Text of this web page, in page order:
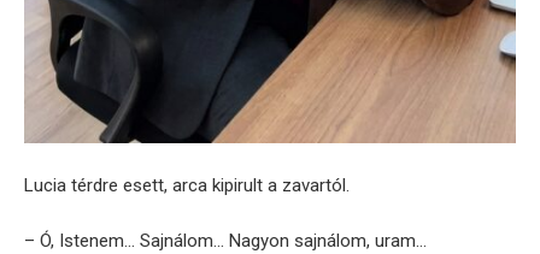
Lucia térdre esett, arca kipirult a zavartól.
– Ó, Istenem… Sajnálom… Nagyon sajnálom, uram…